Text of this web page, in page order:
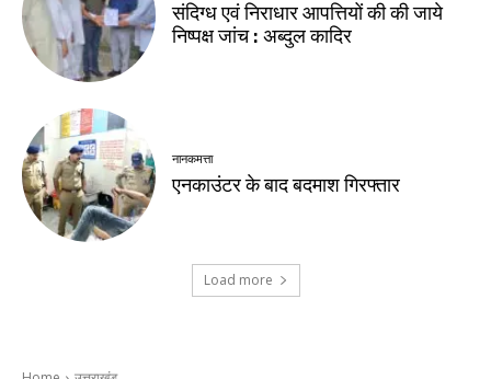
संदिग्ध एवं निराधार आपत्तियों की की जाये
निष्पक्ष जांच : अब्दुल कादिर
नानकमत्ता
एनकाउंटर के बाद बदमाश गिरफ्तार
Load more